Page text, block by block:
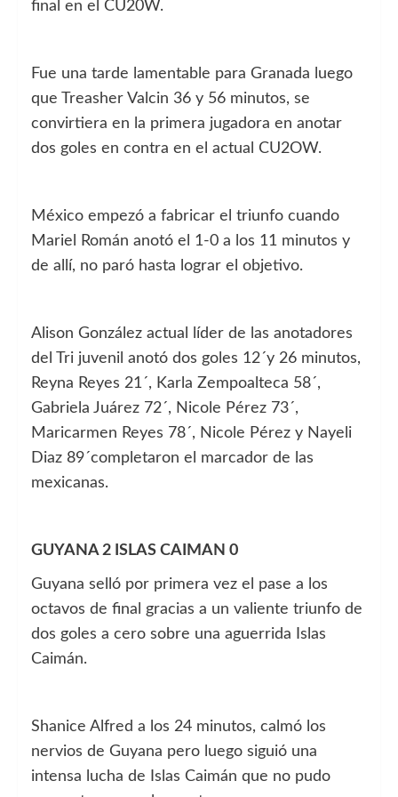
final en el CU20W.
Fue una tarde lamentable para Granada luego
que Treasher Valcin 36 y 56 minutos, se
convirtiera en la primera jugadora en anotar
dos goles en contra en el actual CU2OW.
México empezó a fabricar el triunfo cuando
Mariel Román anotó el 1-0 a los 11 minutos y
de allí, no paró hasta lograr el objetivo.
Alison González actual líder de las anotadores
del Tri juvenil anotó dos goles 12´y 26 minutos,
Reyna Reyes 21´, Karla Zempoalteca 58´,
Gabriela Juárez 72´, Nicole Pérez 73´,
Maricarmen Reyes 78´, Nicole Pérez y Nayeli
Diaz 89´completaron el marcador de las
mexicanas.
GUYANA 2 ISLAS CAIMAN 0
Guyana selló por primera vez el pase a los
octavos de final gracias a un valiente triunfo de
dos goles a cero sobre una aguerrida Islas
Caimán.
Shanice Alfred a los 24 minutos, calmó los
nervios de Guyana pero luego siguió una
intensa lucha de Islas Caimán que no pudo